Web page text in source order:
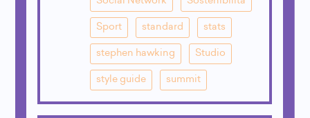
Sport standard stats
stephen hawking Studio
style guide summit